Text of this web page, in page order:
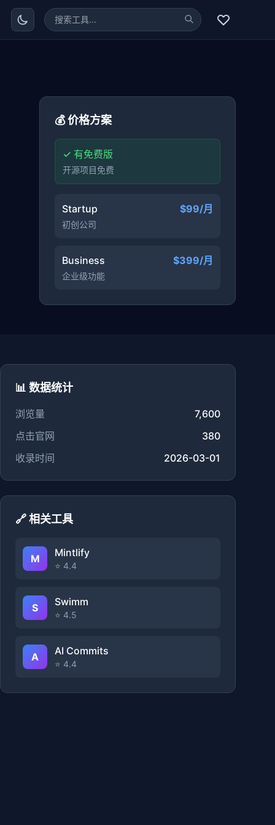
💰 价格方案
✓ 有免费版
开源项目免费
Startup $99/月
初创公司
Business $399/月
企业级功能
📊 数据统计
浏览量
7,600
点击官网
380
收录时间
2026-03-01
🔗 相关工具
M Mintlify
⭐ 4.4
S Swimm
⭐ 4.5
A AI Commits
⭐ 4.4